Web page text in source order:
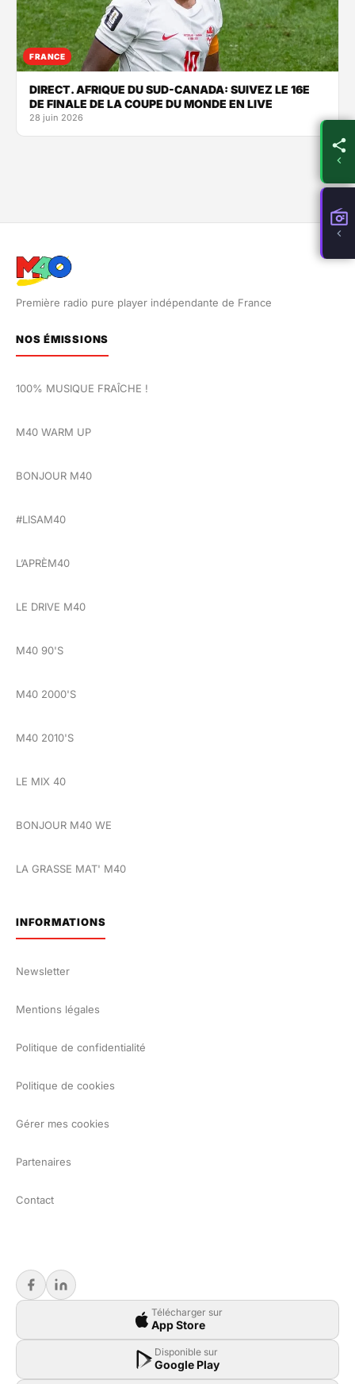
FRANCE
DIRECT. AFRIQUE DU SUD-CANADA: SUIVEZ LE 16E
DE FINALE DE LA COUPE DU MONDE EN LIVE
28 juin 2026
Première radio pure player indépendante de France
NOS ÉMISSIONS
100% MUSIQUE FRAÎCHE !
M40 WARM UP
BONJOUR M40
#LISAM40
L’APRÈM40
LE DRIVE M40
M40 90'S
M40 2000'S
M40 2010'S
LE MIX 40
BONJOUR M40 WE
LA GRASSE MAT' M40
INFORMATIONS
Newsletter
Mentions légales
Politique de confidentialité
Politique de cookies
Gérer mes cookies
Partenaires
Contact
Télécharger sur
App Store
Disponible sur
Google Play